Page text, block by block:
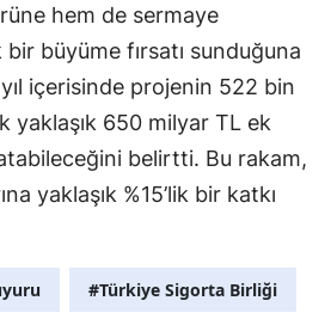
Tunceli
Şanlıurfa
Uşak
Van
Zonguldak
hem de sermaye
bir büyüme fırsatı sunduğuna
içerisinde projenin 522 bin
yaklaşık 650 milyar TL ek
belirtti. Bu rakam,
yaklaşık %15’lik bir katkı
#Türkiye Sigorta Birliği